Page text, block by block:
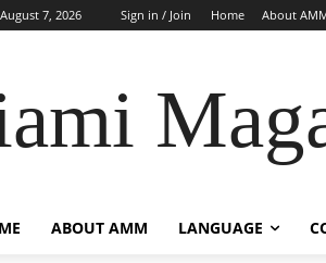
7, 2026 Sign in / Join Home About
ABOUT AMM LANGUAGE